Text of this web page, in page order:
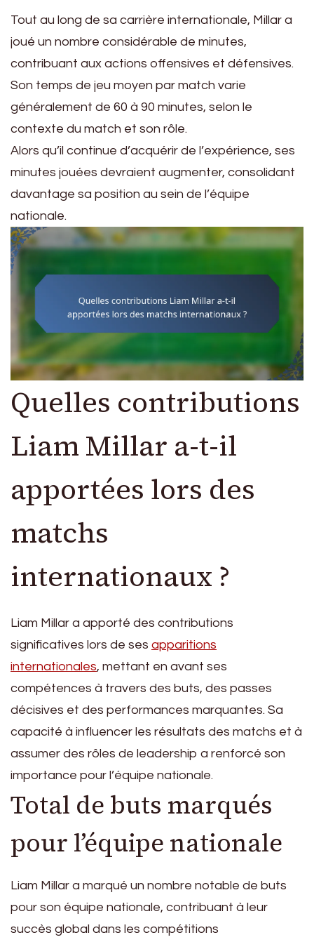
Tout au long de sa carrière internationale, Millar a
joué un nombre considérable de minutes,
contribuant aux actions offensives et défensives.
Son temps de jeu moyen par match varie
généralement de 60 à 90 minutes, selon le
contexte du match et son rôle.
Alors qu’il continue d’acquérir de l’expérience, ses
minutes jouées devraient augmenter, consolidant
davantage sa position au sein de l’équipe
nationale.
Quelles contributions
Liam Millar a-t-il
apportées lors des
matchs
internationaux ?
Liam Millar a apporté des contributions
significatives lors de ses apparitions
internationales, mettant en avant ses
compétences à travers des buts, des passes
décisives et des performances marquantes. Sa
capacité à influencer les résultats des matchs et à
assumer des rôles de leadership a renforcé son
importance pour l’équipe nationale.
Total de buts marqués
pour l’équipe nationale
Liam Millar a marqué un nombre notable de buts
pour son équipe nationale, contribuant à leur
succès global dans les compétitions